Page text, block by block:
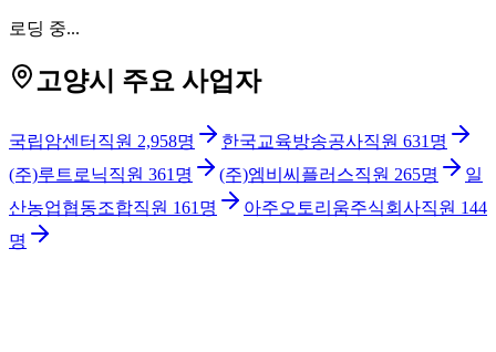
로딩 중...
고양시 주요 사업자
국립암센터 직원 2,958명 한국교육방송공사직원 631 명
(주)루트로닉직원 361 명 (주)엠비씨플러스직원 265명
일
산농업협동조합직원 161 명 아주오토리움주식회사직원 144
명